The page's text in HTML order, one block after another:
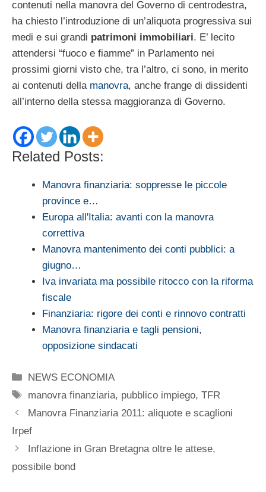
contenuti nella manovra del Governo di centrodestra,
ha chiesto l’introduzione di un’aliquota progressiva sui
medi e sui grandi patrimoni immobiliari. E’ lecito
attendersi “fuoco e fiamme” in Parlamento nei
prossimi giorni visto che, tra l’altro, ci sono, in merito
ai contenuti della manovra, anche frange di dissidenti
all’interno della stessa maggioranza di Governo.
Related Posts:
Manovra finanziaria: soppresse le piccole
province e…
Europa all'Italia: avanti con la manovra
correttiva
Manovra mantenimento dei conti pubblici: a
giugno…
Iva invariata ma possibile ritocco con la riforma
fiscale
Finanziaria: rigore dei conti e rinnovo contratti
Manovra finanziaria e tagli pensioni,
opposizione sindacati
Categorie
NEWS ECONOMIA
Tag
manovra finanziaria, pubblico impiego,TFR
Manovra Finanziaria 2011: aliquote e scaglioni
Irpef
Inflazione in Gran Bretagna oltre le attese,
possibile bond